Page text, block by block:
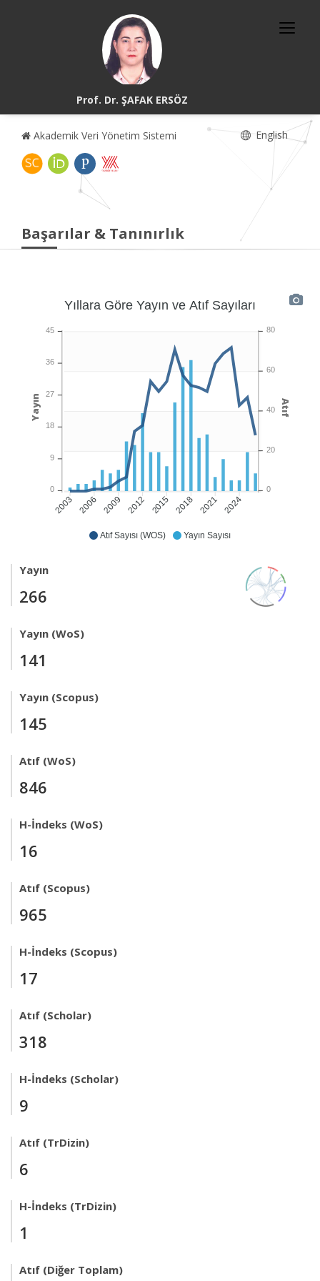
Prof. Dr. ŞAFAK ERSÖZ
Akademik Veri Yönetim Sistemi English
Başarılar & Tanınırlık
Atıf Sayısı (WOS) Yayın Sayısı
2003 2006 2009 2012 2015 2018 2021 2024
Yıllara Göre Yayın ve Atıf Sayıları
80
60
40
20
0
Atıf
45
36
27
18
9
0
Yayın
Yayın
266
Yayın (WoS)
141
Yayın (Scopus)
145
Atıf (WoS)
846
H-İndeks (WoS)
16
Atıf (Scopus)
965
H-İndeks (Scopus)
17
Atıf (Scholar)
318
H-İndeks (Scholar)
9
Atıf (TrDizin)
6
H-İndeks (TrDizin)
1
Atıf (Diğer Toplam)